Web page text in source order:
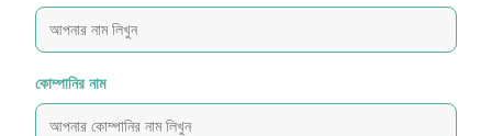
কোম্পানির নাম